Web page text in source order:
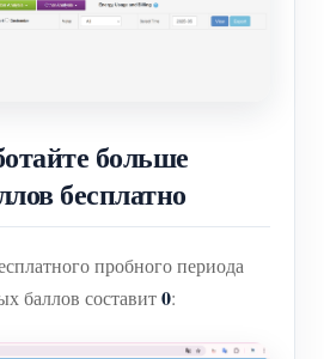
больше
бесплатно
пробного периода
баллов составит0: